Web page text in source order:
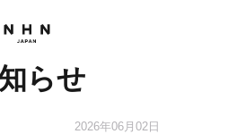
らせ
2026年06月02日